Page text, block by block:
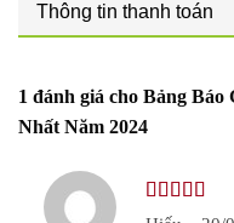
Thông tin thanh toán
1 đánh giá cho Bảng Báo
Nhất Năm 2024